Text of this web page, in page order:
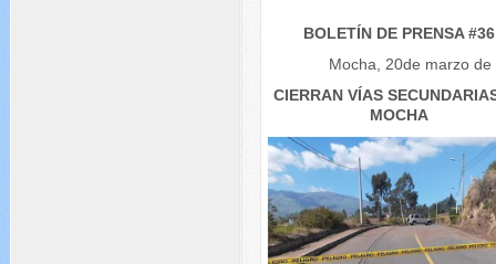
BOLETÍN DE PRENSA #36
Mocha, 20de marzo de
CIERRAN VÍAS
MOCHA